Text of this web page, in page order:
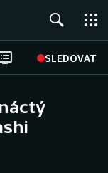
SLEDOVAT